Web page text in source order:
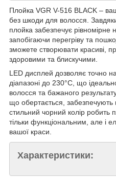
Плойка VGR V-516 BLACK –
без шкоди для волосся.
плойка забезпечує рівномірне
запобігаючи перегріву та
зможете створювати красиві,
здоровими та блискучими.
LED дисплей дозволяє точно
діапазоні до 230°C, що
волосся та бажаного
що обертається,
стильний чорний колір робить
тільки функціональним, але і
вашої краси.
Характеристики: